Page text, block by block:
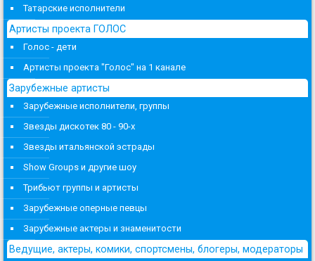
Татарские исполнители
Артисты проекта ГОЛОС
Голос - дети
Артисты проекта "Голос" на 1 канале
Зарубежные артисты
Зарубежные исполнители, группы
Звезды дискотек 80 - 90-х
Звезды итальянской эстрады
Show Groups и другие шоу
Трибьют группы и артисты
Зарубежные оперные певцы
Зарубежные актеры и знаменитости
Ведущие, актеры, комики, спортсмены, блогеры, модераторы